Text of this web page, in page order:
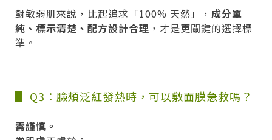
對敏弱肌來說，比起追求「100% 天然」， 成分單
純、標示清楚、配方設計合理 ，才是更關鍵的選擇標
準。
▋ Q3：臉頰泛紅發熱時，可以敷面膜急救嗎？
需謹慎。